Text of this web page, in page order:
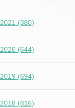
2021 (380)
2020 (644)
2019 (694)
2018 (816)